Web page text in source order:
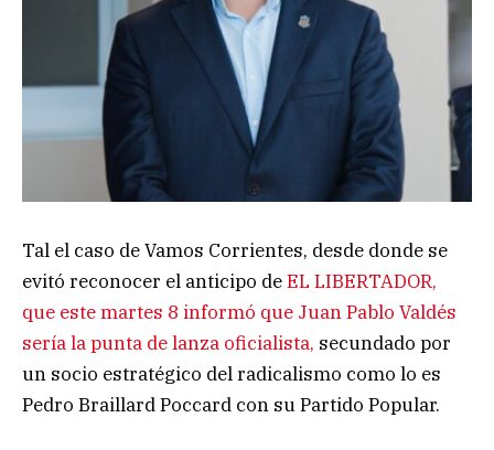
Tal el caso de Vamos Corrientes, desde donde se
evitó reconocer el anticipo deEL LIBERTADOR,
que este martes 8 informó que Juan Pablo Valdés
sería la punta de lanza oficialista, secundado por
un socio estratégico del radicalismo como lo es
Pedro Braillard Poccard con su Partido Popular.